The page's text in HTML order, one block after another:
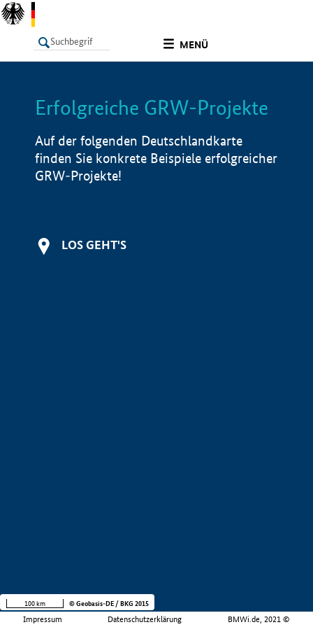
MENÜ
LISTE Info
Erfolgreiche GRW-Projekte
Auf der folgenden Deutschlandkarte
finden Sie konkrete Beispiele erfolgreicher
GRW-Projekte!
LOS GEHT'S
Impressum Datenschutzerklärung BMWi.de, 2021 ©
100 km © Geobasis-DE / BKG 2015